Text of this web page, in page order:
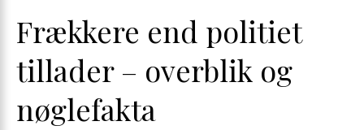
Frækkere end politiet
tillader – overblik og
nøglefakta